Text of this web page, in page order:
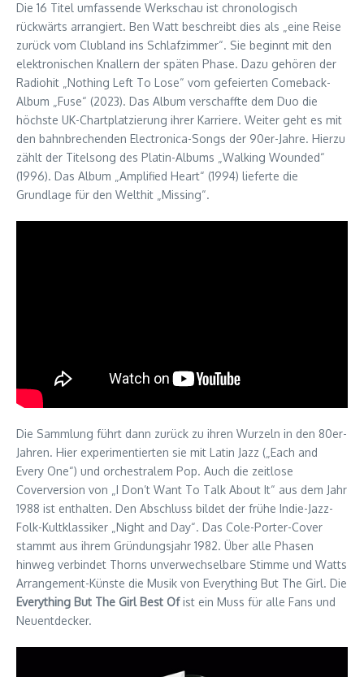
Die 16 Titel umfassende Werkschau ist chronologisch
rückwärts arrangiert. Ben Watt beschreibt dies als „eine Reise
zurück vom Clubland ins Schlafzimmer“. Sie beginnt mit den
elektronischen Knallern der späten Phase. Dazu gehören der
Radiohit „Nothing Left To Lose“ vom gefeierten Comeback-
Album „Fuse“ (2023). Das Album verschaffte dem Duo die
höchste UK-Chartplatzierung ihrer Karriere. Weiter geht es mit
den bahnbrechenden Electronica-Songs der 90er-Jahre. Hierzu
zählt der Titelsong des Platin-Albums „Walking Wounded“
(1996). Das Album „Amplified Heart“ (1994) lieferte die
Grundlage für den Welthit „Missing“.
Die Sammlung führt dann zurück zu ihren Wurzeln in den 80er-
Jahren. Hier experimentierten sie mit Latin Jazz („Each and
Every One“) und orchestralem Pop. Auch die zeitlose
Coverversion von „I Don’t Want To Talk About It“ aus dem Jahr
1988 ist enthalten. Den Abschluss bildet der frühe Indie-Jazz-
Folk-Kultklassiker „Night and Day“. Das Cole-Porter-Cover
stammt aus ihrem Gründungsjahr 1982. Über alle Phasen
hinweg verbindet Thorns unverwechselbare Stimme und Watts
Arrangement-Künste die Musik von Everything But The Girl. Die
Everything But The Girl Best Ofist ein Muss für alle Fans und
Neuentdecker.